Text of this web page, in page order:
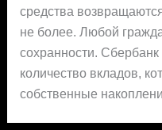
средства
не более. Любой
сохранности.
количество вкладов,
собственные